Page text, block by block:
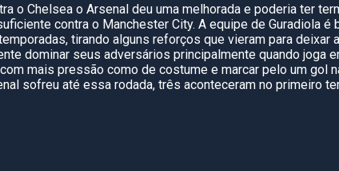
o Chelsea o Arsenal deu uma melhorada e poderia ter
contra o Manchester City. A equipe de Guradiola é
tirando alguns reforços que vieram para deixar
dominar seus adversários principalmente quando joga
mais pressão como de costume e marcar pelo um gol
sofreu até essa rodada, três aconteceram no primeiro